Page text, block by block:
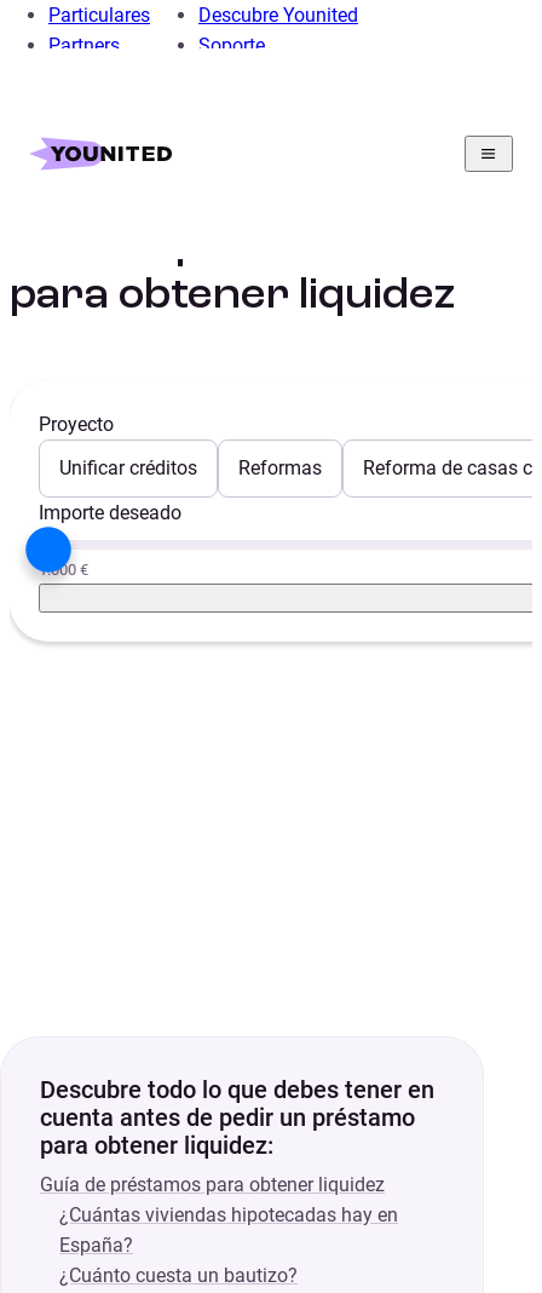
Particulares
Partners
Descubre Younited
Soporte
Home
Guía de préstamos para obtener liquidez
para obtener liquidez
Proyecto
Unificar créditos
Reformas
Reforma de casas
Importe deseado
1.000 €
Descubre todo lo que debes tener en
cuenta antes de pedir un préstamo
para obtener liquidez:
Guía de préstamos para obtener liquidez
¿Cuántas viviendas hipotecadas hay en
España?
¿Cuánto cuesta un bautizo?